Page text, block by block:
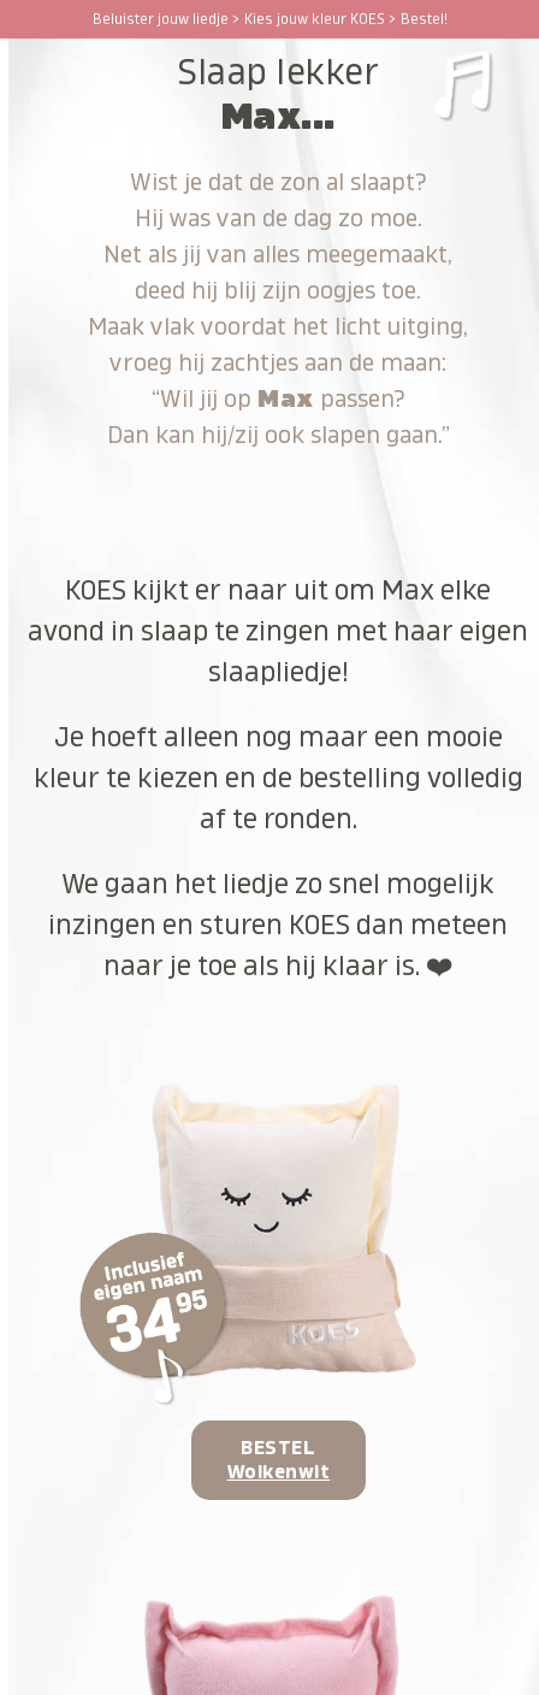
Beluister jouw liedje > Kies jouw kleur KOES > Bestel!
Open
Close
Slaap lekker
Max...
Wist je dat de zon al slaapt?
Hij was van de dag zo moe.
Net als jij van alles meegemaakt,
deed hij blij zijn oogjes toe.
Maak vlak voordat het licht uitging,
vroeg hij zachtjes aan de maan:
“Wil jij op Max passen?
Dan kan hij/zij ook slapen gaan.”
KOES kijkt er naar uit om Max elke
avond in slaap te zingen met haar eigen
slaapliedje!
Je hoeft alleen nog maar een mooie
kleur te kiezen en de bestelling volledig
af te ronden.
We gaan het liedje zo snel mogelijk
inzingen en sturen KOES dan meteen
naar je toe als hij klaar is. ❤️
BESTEL
Wolkenwit